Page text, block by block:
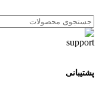
پشتیبانی